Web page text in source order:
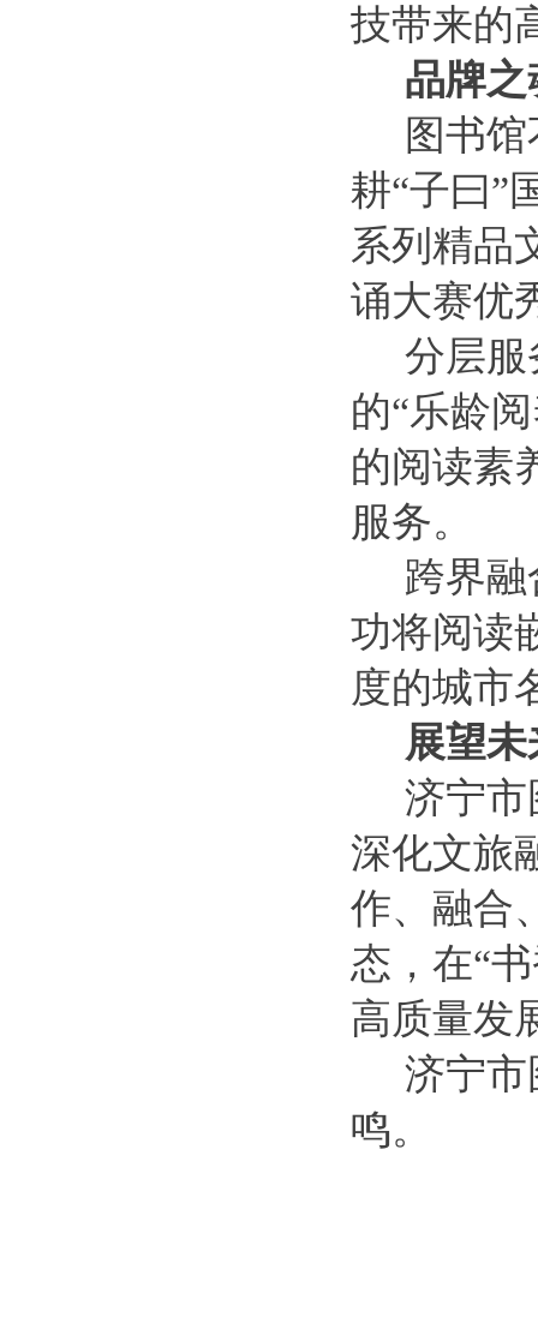
技带来的
品牌
图书
耕“子曰”
系列精品
诵大赛优
分层
的“乐龄
的阅读素
服务。
跨界
功将阅读
度的城市
展望
济宁
深化文旅
作、融合
态，在“
高质量发
济宁
鸣。